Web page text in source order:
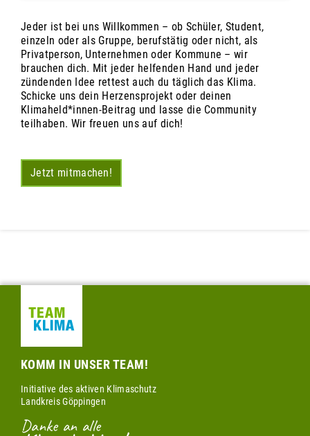
Jeder ist bei uns Willkommen – ob Schüler, Student,
einzeln oder als Gruppe, berufstätig oder nicht, als
Privatperson, Unternehmen oder Kommune – wir
brauchen dich. Mit jeder helfenden Hand und jeder
zündenden Idee rettest auch du täglich das Klima.
Schicke uns dein Herzensprojekt oder deinen
Klimaheld*innen-Beitrag und lasse die Community
teilhaben. Wir freuen uns auf dich!
Jetzt mitmachen!
KOMM IN UNSER TEAM!
Initiative des aktiven Klimaschutz
Landkreis Göppingen
Danke an alle